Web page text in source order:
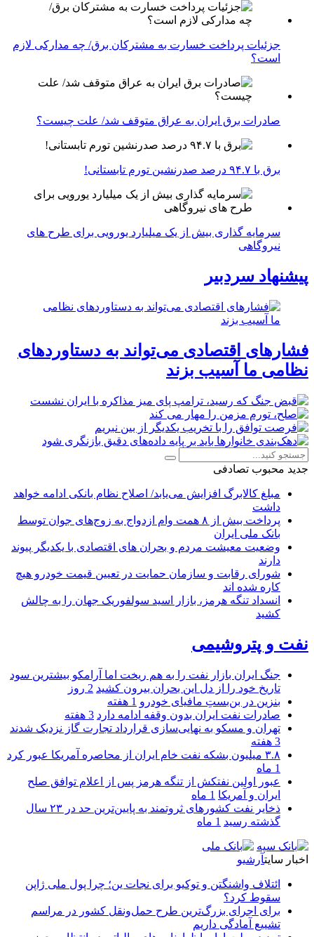
جزئیات پرداخت خسارت به مشترکان برق/ چه مدارکی لازم
است؟
صادرات برق ایران به عراق متوقف شد/ علت چیست؟
برق با ۹۴.۷ درصد صدرنشین تورم تابستانی!
سرمایه گذاری بیش از یک میلیارد یورویی برای طرح های
نیروگاهی
پیشنهاد سردبیر
فشارهای اقتصادی می‌تواند به دستاوردهای
نظامی ما آسیب بزند
جدید محبوب تصادفی
مبلغ کالابرگ افزایش می‌یابد/ اصلاح نظام بانکی ادامه خواهد
داشت
پرداخت بیش از ۸ همت وام ازدواج به زوج‌های جوان توسط
بانک ملی ایران
وضعیت معیشت مردم و بحران های اقتصادی با یکدیگر پیوند
دارند
شورای رقابت و سازمان حمایت در تعیین قیمت خودرو هیچ
کاره شده اند
انسداد تنگه هرمز، بازار اسید سولفوریک جهان را به چالش
کشید
نفت و پتروشیمی
جنگ ایران بازار نفت را به هم ریخت اما آرامکو بیشترین سود
تاریخ خود را از دل این بحران بیرون کشید 2 روز
بنزین در بن‌بستِ مافیای خودرو 1 هفته
صادرات نفت ایران بدون وقفه ادامه دارد 3 هفته
تهران و مسکو به نهایی‌سازی قرارداد تجارت گاز نزدیک شدند
3 هفته
۳.۸ میلیون بشکه نفت خام ایران از محاصره آمریکا عبور کرد
1 ماه
عبور اولین نفتکش از تنگه هرمز پس از اعلام توافق صلح
ایران و آمریکا 1 ماه
ذخایر نفت کشورهای ثروتمند به پایین‌ترین حد در ۲۳ سال
گذشته رسید 1 ماه
اخبار سایتآرشیو
ائتلاف واشنگتن و توکیو برای نجات ین؛ چرا پول ملی ژاپن
سقوط کرد؟
برای اجرای بزرگ‌ترین طرح حمل‌ونقل کشور در مراسم
تشییع آمادگی داریم